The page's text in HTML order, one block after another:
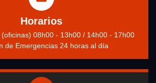
Horarios
08h00 - 13h00 / 14h00 - 17h00
de Emergencias 24 horas al día